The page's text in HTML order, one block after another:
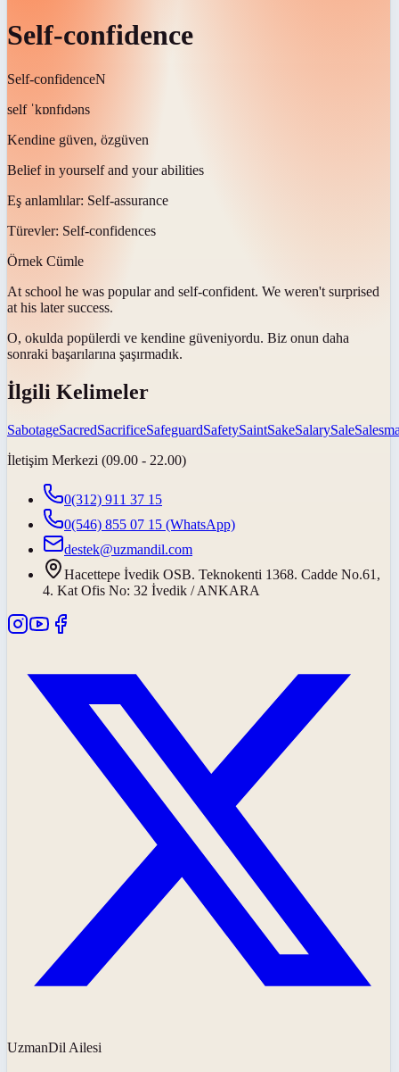
Self-confidence
Self-confidenceN
self ˈkɒnfɪdəns
Kendine güven, özgüven
Belief in yourself and your abilities
Eş anlamlılar: Self-assurance
Türevler: Self-confidences
Örnek Cümle
At school he was popular and self-confident. We weren't surprised
at his later success.
O, okulda popülerdi ve kendine güveniyordu. Biz onun daha
sonraki başarılarına şaşırmadık.
İlgili Kelimeler
SabotageSacredSacrificeSafeguardSafetySaintSakeSalarySale
İletişim Merkezi (09.00 - 22.00)
0(312) 911 37 15
0(546) 855 07 15 (WhatsApp)
destek@uzmandil.com
Hacettepe İvedik OSB. Teknokenti 1368. Cadde No.61,
4. Kat Ofis No: 32 İvedik / ANKARA
UzmanDil Ailesi